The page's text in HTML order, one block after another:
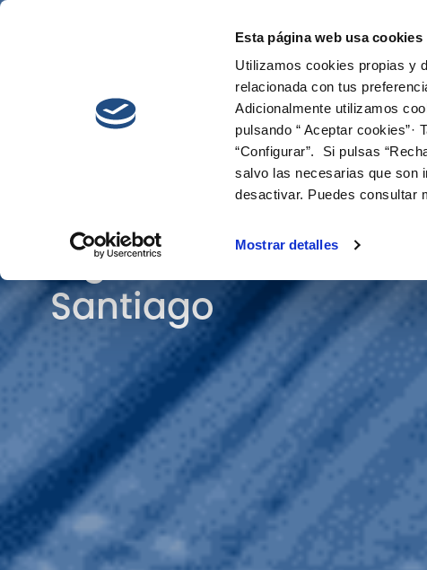
Esta página web usa cookies
Utilizamos cookies propias y
relacionada con tus
Adicionalmente utilizamos
pulsando “ Aceptar
“Configurar”. Si pulsas
salvo las necesarias que son
desactivar. Puedes consultar
Mostrar detalles
Cetaqua Innovation
Big Social
Santiago